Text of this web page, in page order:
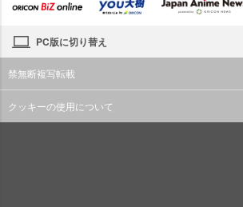
PC版に切り替え
禁無断複写転載
クッキーの使用について